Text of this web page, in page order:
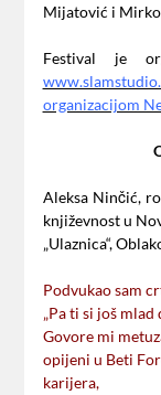
Mijatović i
Festival je
organizacijom
Aleksa Ninčić,
književnost u
„Ulaznica“,
Podvukao sam
„Pa ti si još mlad
Govore mi
opijeni u Beti
karijera,